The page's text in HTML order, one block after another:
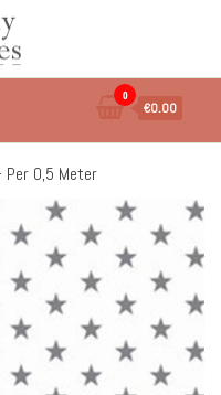
0
€0.00
0,5 Meter